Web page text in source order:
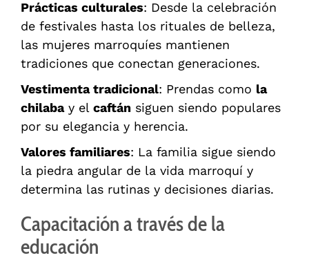
Prácticas culturales: Desde la celebración
de festivales hasta los rituales de belleza,
las mujeres marroquíes mantienen
tradiciones que conectan generaciones.
Vestimenta tradicional: Prendas como la
chilabay el caftán siguen siendo populares
por su elegancia y herencia.
Valores familiares: La familia sigue siendo
la piedra angular de la vida marroquí y
determina las rutinas y decisiones diarias.
Capacitación a través de la
educación